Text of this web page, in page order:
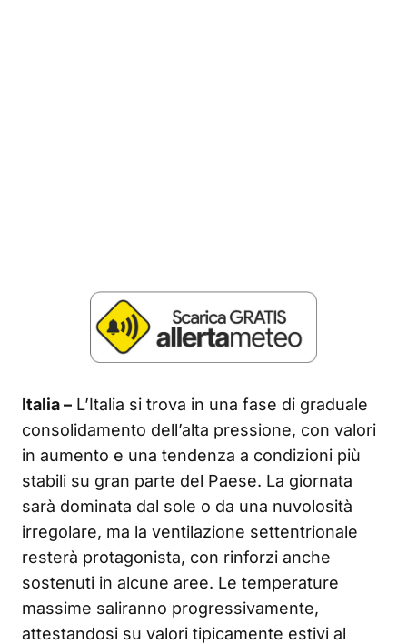
Italia – L’Italia si trova in una fase di graduale
consolidamento dell’alta pressione, con valori
in aumento e una tendenza a condizioni più
stabili su gran parte del Paese. La giornata
sarà dominata dal sole o da una nuvolosità
irregolare, ma la ventilazione settentrionale
resterà protagonista, con rinforzi anche
sostenuti in alcune aree. Le temperature
massime saliranno progressivamente,
attestandosi su valori tipicamente estivi al